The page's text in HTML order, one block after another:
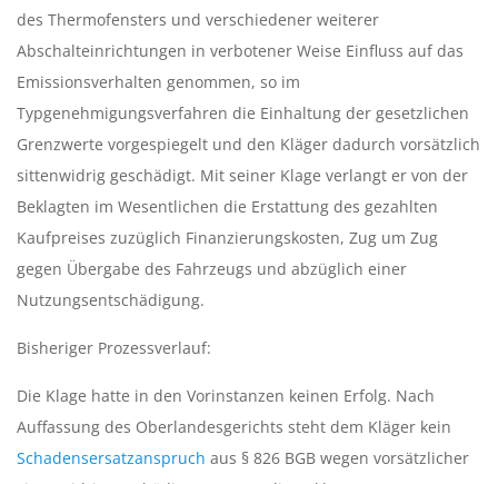
C
K
T
E
S
S
A
des Thermofensters und verschiedener weiterer
Abschalteinrichtungen in verbotener Weise Einfluss auf das
Emissionsverhalten genommen, so im
Typgenehmigungsverfahren die Einhaltung der gesetzlichen
Grenzwerte vorgespiegelt und den Kläger dadurch vorsätzlich
sittenwidrig geschädigt. Mit seiner Klage verlangt er von der
Beklagten im Wesentlichen die Erstattung des gezahlten
Kaufpreises zuzüglich Finanzierungskosten, Zug um Zug
gegen Übergabe des Fahrzeugs und abzüglich einer
Nutzungsentschädigung.
Bisheriger Prozessverlauf:
Die Klage hatte in den Vorinstanzen keinen Erfolg. Nach
Auffassung des Oberlandesgerichts steht dem Kläger kein
Schadensersatzanspruch aus § 826 BGB wegen vorsätzlicher